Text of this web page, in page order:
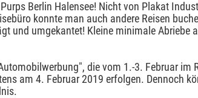
Berlin Halensee! Nicht von Plakat
konnte man auch andere Reisen
und umgekantet! Kleine minimale Abriebe
die vom 1.-3. Februar im
am 4. Februar 2019 erfolgen. Dennoch